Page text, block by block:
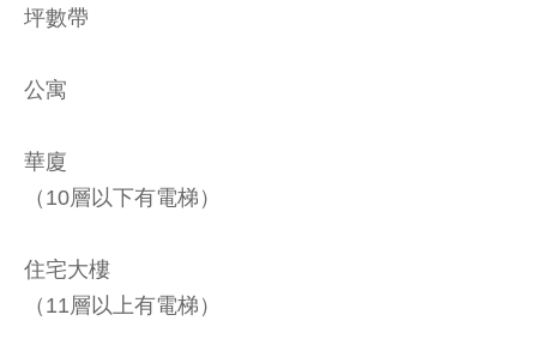
坪數帶
公寓
華廈
（10層以下有電梯）
住宅大樓
（11層以上有電梯）